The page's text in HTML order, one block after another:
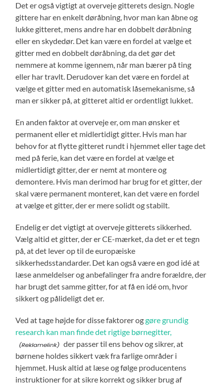
Det er også vigtigt at overveje gitterets design. Nogle
gittere har en enkelt døråbning, hvor man kan åbne og
lukke gitteret, mens andre har en dobbelt døråbning
eller en skydedør. Det kan være en fordel at vælge et
gitter med en dobbelt døråbning, da det gør det
nemmere at komme igennem, når man bærer på ting
eller har travlt. Derudover kan det være en fordel at
vælge et gitter med en automatisk låsemekanisme, så
man er sikker på, at gitteret altid er ordentligt lukket.
En anden faktor at overveje er, om man ønsker et
permanent eller et midlertidigt gitter. Hvis man har
behov for at flytte gitteret rundt i hjemmet eller tage det
med på ferie, kan det være en fordel at vælge et
midlertidigt gitter, der er nemt at montere og
demontere. Hvis man derimod har brug for et gitter, der
skal være permanent monteret, kan det være en fordel
at vælge et gitter, der er mere solidt og stabilt.
Endelig er det vigtigt at overveje gitterets sikkerhed.
Vælg altid et gitter, der er CE-mærket, da det er et tegn
på, at det lever op til de europæiske
sikkerhedsstandarder. Det kan også være en god idé at
læse anmeldelser og anbefalinger fra andre forældre, der
har brugt det samme gitter, for at få en idé om, hvor
sikkert og pålideligt det er.
Ved at tage højde for disse faktorer oggøre grundig
research kan man finde det rigtige børnegitter,
der passer til ens behov og sikrer, at
børnene holdes sikkert væk fra farlige områder i
hjemmet. Husk altid at læse og følge producentens
instruktioner for at sikre korrekt og sikker brug af